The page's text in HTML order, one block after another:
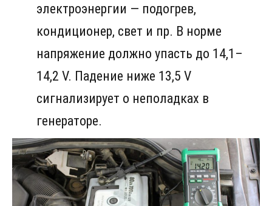
электроэнергии — подогрев,
кондиционер, свет и пр. В норме
напряжение должно упасть до 14,1–
14,2 V. Падение ниже 13,5 V
сигнализирует о неполадках в
генераторе.